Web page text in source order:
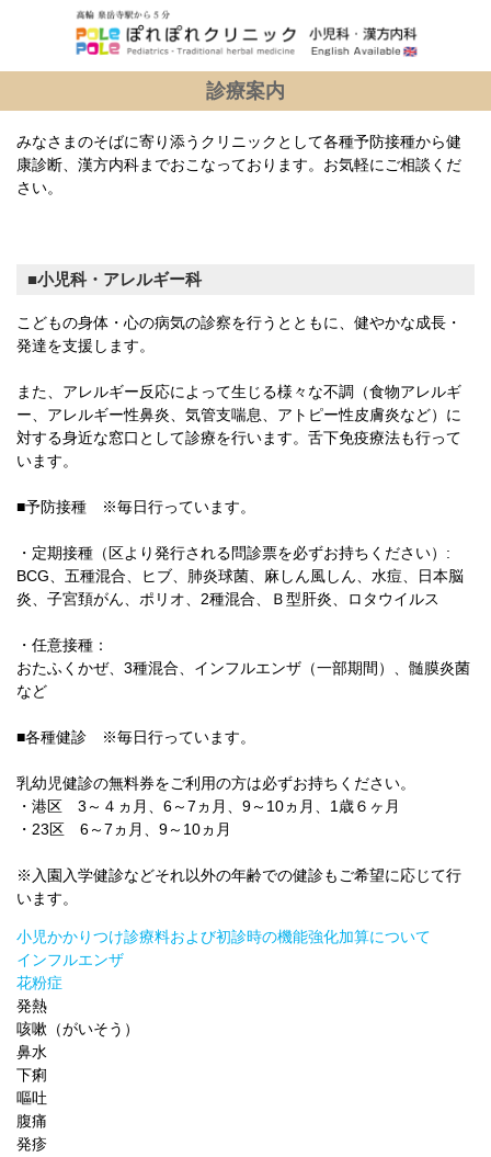
港区高輪 泉岳寺駅から5分の小児科・漢方内科｜ぽ
れぽれクリニック
診療案内
みなさまのそばに寄り添うクリニックとして各種予防接種から健
康診断、漢方内科までおこなっております。お気軽にご相談くだ
さい。
小児科・アレルギー科
こどもの身体・心の病気の診察を行うとともに、健やかな成長・
発達を支援します。
また、アレルギー反応によって生じる様々な不調（食物アレルギ
ー、アレルギー性鼻炎、気管支喘息、アトピー性皮膚炎など）に
対する身近な窓口として診療を行います。舌下免疫療法も行って
います。
■予防接種 ※毎日行っています。
・定期接種（区より発行される問診票を必ずお持ちください）:
BCG、五種混合、ヒブ、肺炎球菌、麻しん風しん、水痘、日本脳
炎、子宮頚がん、ポリオ、2種混合、Ｂ型肝炎、ロタウイルス
・任意接種：
おたふくかぜ、3種混合、インフルエンザ（一部期間）、髄膜炎菌
など
■各種健診 ※毎日行っています。
乳幼児健診の無料券をご利用の方は必ずお持ちください。
・港区 3～４ヵ月、6～7ヵ月、9～10ヵ月、1歳６ヶ月
・23区 6～7ヵ月、9～10ヵ月
※入園入学健診などそれ以外の年齢での健診もご希望に応じて行
います。
小児かかりつけ診療料および初診時の機能強化加算について
インフルエンザ
花粉症
発熱
咳嗽（がいそう）
鼻水
下痢
嘔吐
腹痛
発疹